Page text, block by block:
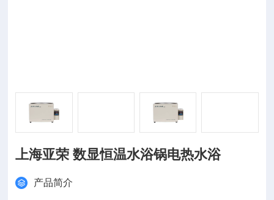
上海亚荣 数显恒温水浴锅电热水浴
产品简介